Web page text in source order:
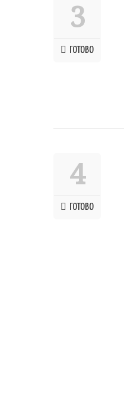
3
ГОТОВО
4
ГОТОВО